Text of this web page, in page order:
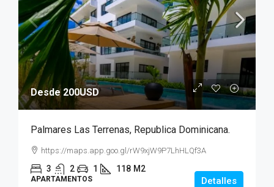
Desde 200USD
Palmares Las Terrenas, Republica Dominicana.
https://maps.app.goo.gl/rW9xjW9P7LhHLQf3A
3 2 1 118 M2
APARTAMENTOS Detalles